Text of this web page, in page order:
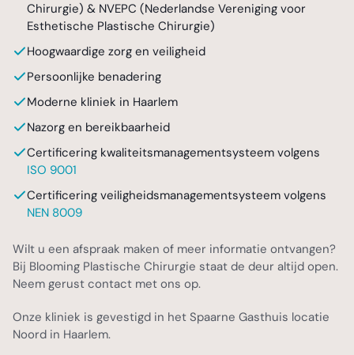
Chirurgie) & NVEPC (Nederlandse Vereniging voor
Esthetische Plastische Chirurgie)
Hoogwaardige zorg en veiligheid
Persoonlijke benadering
Moderne kliniek in Haarlem
Nazorg en bereikbaarheid
Certificering kwaliteitsmanagementsysteem volgens
ISO 9001
Certificering veiligheidsmanagementsysteem volgens
NEN 8009
Wilt u een afspraak maken of meer informatie ontvangen?
Bij Blooming Plastische Chirurgie staat de deur altijd open.
Neem gerust contact met ons op.
Onze kliniek is gevestigd in het Spaarne Gasthuis locatie
Noord in Haarlem.